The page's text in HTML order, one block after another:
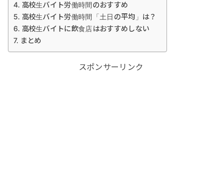
高校生バイト労働時間のおすすめ
高校生バイト労働時間「土日の平均」は？
高校生バイトに飲食店はおすすめしない
まとめ
スポンサーリンク